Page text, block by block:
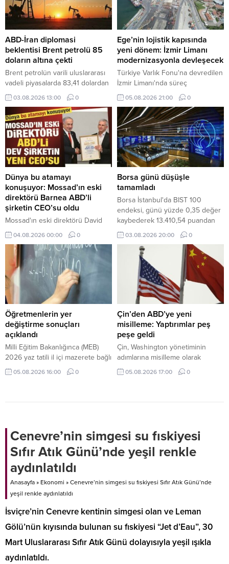
ABD-İran diplomasi
beklentisi Brent petrolü 85
doların altına çekti
Brent petrolün varili uluslararası
vadeli piyasalarda 83,41 dolardan
işlem görüyor.
03.08.2026 13:00 0
Ege’nin lojistik kapısında
yeni dönem: İzmir Limanı
modernizasyonla devleşecek
Türkiye Varlık Fonu'na devredilen
İzmir Limanı'nda süreç
tamamlandı. Mülkiyeti kamuda
kalacak dev tesis, Alport
işletmeciliği ve kapsamlı
modernizasyon yatırımlarıyla
küresel lojistik merkezine
dönüşecek.
05.08.2026 21:00 0
Dünya bu atamayı
konuşuyor: Mossad’ın eski
direktörü Barnea ABD’li
şirketin CEO’su oldu
Mossad'ın eski direktörü David
Barnea, ABD'li savunma şirketi
Ondas'ın Yönetim Kurulu Başkanı
oldu.
04.08.2026 00:00 0
Borsa günü düşüşle
tamamladı
Borsa İstanbul'da BIST 100
endeksi, günü yüzde 0,35 değer
kaybederek 13.410,54 puandan
tamamladı.
03.08.2026 20:00 0
Öğretmenlerin yer
değiştirme sonuçları
açıklandı
Milli Eğitim Bakanlığınca (MEB)
2026 yaz tatili il içi mazerete bağlı
yer değiştirme başvurusunda
bulunan kadrolu öğretmenlerin
05.08.2026 16:00 0
Çin’den ABD’ye yeni
misilleme: Yaptırımlar peş
peşe geldi
Çin, Washington yönetiminin
adımlarına misilleme olarak
ABD'ye İHA ihracatını yasaklayan
ve 6 Amerikan şirketine yaptırım
05.08.2026 17:00 0
Cenevre’nin simgesi su fıskiyesi
Sıfır Atık Günü’nde yeşil renkle
aydınlatıldı
Anasayfa » Ekonomi » Cenevre’nin simgesi su fıskiyesi Sıfır Atık Günü’nde
yeşil renkle aydınlatıldı
İsviçre’nin Cenevre kentinin simgesi olan ve Leman
Gölü’nün kıyısında bulunan su fıskiyesi “Jet d’Eau”, 30
Mart Uluslararası Sıfır Atık Günü dolayısıyla yeşil ışıkla
aydınlatıldı.